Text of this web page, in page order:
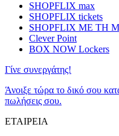
SHOPFLIX max
SHOPFLIX tickets
SHOPFLIX ΜΕ ΤΗ
Clever Point
BOX NOW Lockers
Γίνε συνεργάτης!
Άνοιξε τώρα το δικό σου
πωλήσεις σου.
ΕΤΑΙΡΕΙΑ